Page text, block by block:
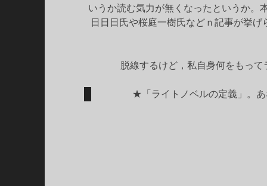
いうか読む気力が無くなったというか
日日日氏や桜庭一樹氏などｎ記事が挙
脱線するけど，私自身何をもっ
★「ライトノベルの定義」。